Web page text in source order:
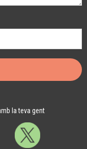
la teva gent